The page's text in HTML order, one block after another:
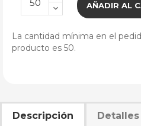
AÑADIR AL
La cantidad mínima en el
producto es 50.
Descripción